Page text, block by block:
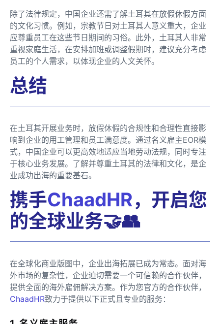
除了法律规定，中国企业还需了解土耳其在放假休假方面
的文化习惯。例如，宗教节日对土耳其人意义重大，企业
应尊重员工在这些节日期间的习俗。此外，土耳其人非常
重视家庭生活，在安排加班或调整假期时，建议充分考虑
员工的个人需求，以体现企业的人文关怀。
总结
在土耳其开展业务时，放假休假的合规性和合理性直接影
响到企业的用工管理和员工满意度。通过名义雇主EOR模
式，中国企业可以更高效地适应当地劳动法规，同时专注
于核心业务发展。了解并尊重土耳其的法律和文化，是企
业成功出海的重要基石。
携手ChaadHR，开启您
的全球业务🤝👥
在全球化商业版图中，企业出海拓展已成为常态。面对海
外市场的复杂性，企业迫切需要一个可信赖的合作伙伴，
提供全面的海外雇佣解决方案。作为您官方的合作伙伴，
ChaadHR致力于提供以下正式且专业的服务：